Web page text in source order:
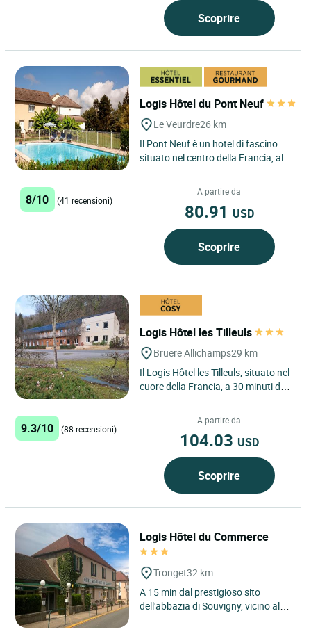
Scoprire
Logis Hôtel du Pont Neuf
Le Veurdre26 km
Il Pont Neuf è un hotel di fascino
situato nel centro della Francia, al
Borgogna e del Berry....
8/10 (41 recensioni)
A partire da
80.91 USD
Scoprire
Logis Hôtel les Tilleuls
Bruere Allichamps29 km
Il Logis Hôtel les Tilleuls, situato nel
cuore della Francia, a 30 minuti da
Amand Montrond....
9.3/10 (88 recensioni)
A partire da
104.03 USD
Scoprire
Logis Hôtel du Commerce
Tronget32 km
A 15 min dal prestigioso sito
dell'abbazia di Souvigny, vicino al